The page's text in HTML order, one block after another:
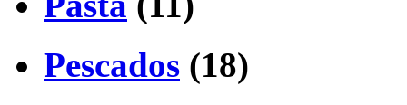
Pescados (18)